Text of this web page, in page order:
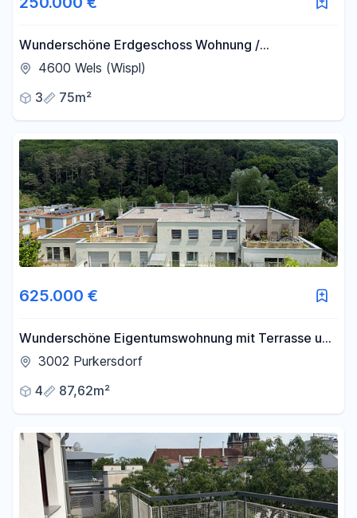
Wunderschöne Erdgeschoss Wohnung /
Spöttlsiedlung
4600 Wels (Wispl)
3
75m²
625.000 €
Wunderschöne Eigentumswohnung mit Terrasse und
tollem Garten in herrlicher Grünruhelage
3002 Purkersdorf
4
87,62m²